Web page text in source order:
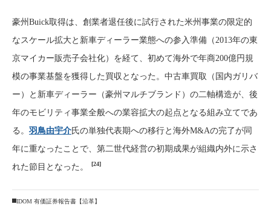
豪州Buick取得は、創業者退任後に試行された米州事業の限定的
なスケール拡大と新車ディーラー業態への参入準備（2013年の東
京マイカー販売子会社化）を経て、初めて海外で年商200億円規
模の事業基盤を獲得した買収となった。中古車買取（国内ガリバ
ー）と新車ディーラー（豪州マルチブランド）の二軸構造が、後
年のモビリティ事業全般への業容拡大の起点となる組み立てであ
る。 羽鳥由宇介氏の単独代表期への移行と海外M&Aの完了が同
年に重なったことで、第二世代経営の初期成果が組織内外に示さ
れた節目となった。
[24]
IDOM 有価証券報告書【沿革】